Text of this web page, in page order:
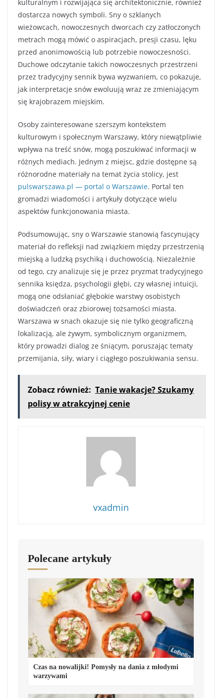
kulturalnym i rozwijająca się architektonicznie, również
dostarcza nowych symboli. Sny o szklanych
wieżowcach, nowoczesnych dworcach czy zatłoczonych
metrach mogą mówić o aspiracjach, presji czasu, lęku
przed anonimowością lub potrzebie nowoczesności.
Duchowe odczytanie takich nowoczesnych przestrzeni
przez tradycyjny sennik bywa wyzwaniem, co pokazuje,
jak interpretacje snów ewoluują wraz ze zmieniającym
się krajobrazem miejskim.
Osoby zainteresowane szerszym kontekstem
kulturowym i społecznym Warszawy, który niewątpliwie
wpływa na treść snów, mogą poszukiwać informacji w
różnych mediach. Jednym z miejsc, gdzie dostępne są
różnorodne materiały na temat życia stolicy, jest
pulswarszawa.pl — portal o Warszawie. Portal ten
gromadzi wiadomości i artykuły dotyczące wielu
aspektów funkcjonowania miasta.
Podsumowując, sny o Warszawie stanowią fascynujący
materiał do refleksji nad związkiem między przestrzenią
miejską a ludzką psychiką i duchowością. Niezależnie
od tego, czy analizuje się je przez pryzmat tradycyjnego
sennika księdza, psychologii głębi, czy własnej intuicji,
mogą one odsłaniać głębokie warstwy osobistych
doświadczeń oraz zbiorowej tożsamości miasta.
Warszawa w snach okazuje się nie tylko geograficzną
lokalizacją, ale żywym, symbolicznym organizmem,
który prowadzi dialog ze śniącym, poruszając tematy
przemijania, siły, wiary i ciągłego poszukiwania sensu.
Zobacz również: Tanie wakacje? Szukamy
polisy w atrakcyjnej cenie
vxadmin
Polecane artykuły
Czas na nowalijki! Pomysły na dania z młodymi
warzywami